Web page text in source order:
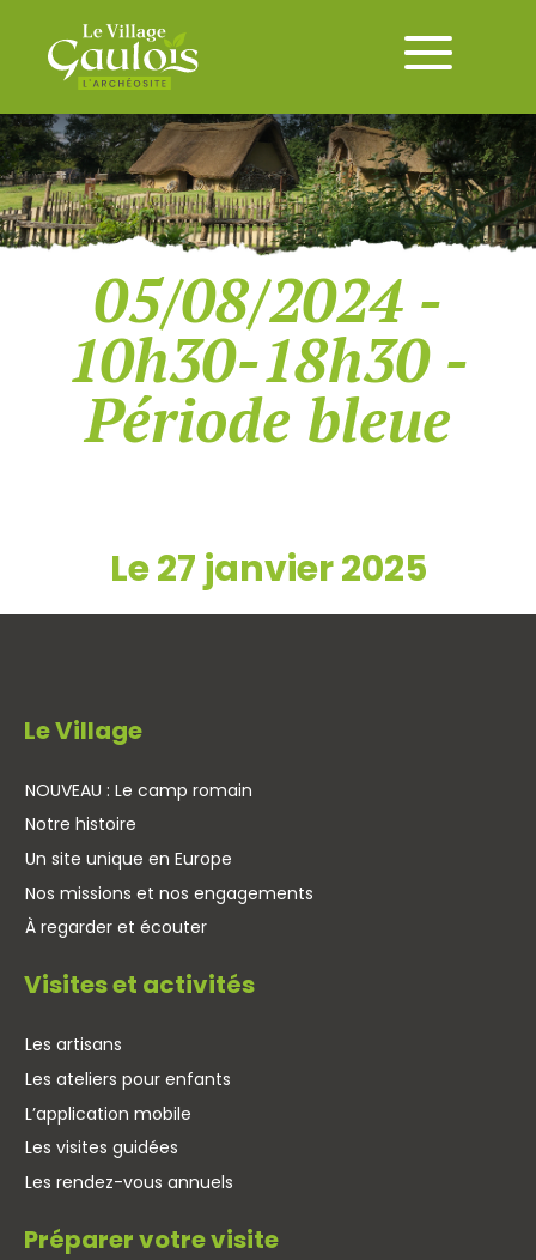
05/08/2024 -
10h30-18h30 -
Période bleue
Le 27 janvier 2025
Le Village
NOUVEAU : Le camp romain
Notre histoire
Un site unique en Europe
Nos missions et nos engagements
À regarder et écouter
Visites et activités
Les artisans
Les ateliers pour enfants
L’application mobile
Les visites guidées
Les rendez-vous annuels
Préparer votre visite